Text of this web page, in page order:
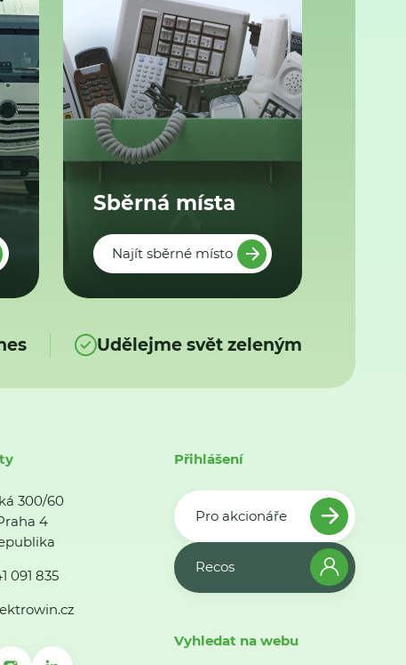
Sběrná místa
Najít sběrné místo
Udělejme svět zeleným
300/60
4
091 835
Přihlášení
Pro akcionáře
Recos
Vyhledat na webu